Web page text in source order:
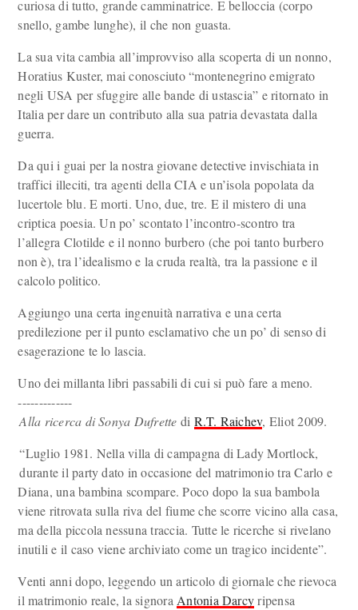
curiosa di tutto, grande camminatrice. E belloccia (corpo
snello, gambe lunghe), il che non guasta.
La sua vita cambia all’improvviso alla scoperta di un nonno,
Horatius Kuster, mai conosciuto “montenegrino emigrato
negli USA per sfuggire alle bande di ustascia” e ritornato in
Italia per dare un contributo alla sua patria devastata dalla
guerra.
Da qui i guai per la nostra giovane detective invischiata in
traffici illeciti, tra agenti della CIA e un’isola popolata da
lucertole blu. E morti. Uno, due, tre. E il mistero di una
criptica poesia. Un po’ scontato l’incontro-scontro tra
l’allegra Clotilde e il nonno burbero (che poi tanto burbero
non è), tra l’idealismo e la cruda realtà, tra la passione e il
calcolo politico.
Aggiungo una certa ingenuità narrativa e una certa
predilezione per il punto esclamativo che un po’ di senso di
esagerazione te lo lascia.
Uno dei millanta libri passabili di cui si può fare a meno.
-------------
Alla ricerca di Sonya Dufrette di R.T. Raichev, Eliot 2009.
“Luglio 1981. Nella villa di campagna di Lady Mortlock,
durante il party dato in occasione del matrimonio tra Carlo e
Diana, una bambina scompare. Poco dopo la sua bambola
viene ritrovata sulla riva del fiume che scorre vicino alla casa,
ma della piccola nessuna traccia. Tutte le ricerche si rivelano
inutili e il caso viene archiviato come un tragico incidente”.
Venti anni dopo, leggendo un articolo di giornale che rievoca
il matrimonio reale, la signora Antonia Darcyripensa